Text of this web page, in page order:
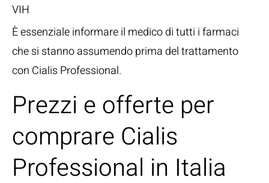
VIH
È essenziale informare il medico di tutti i farmaci
che si stanno assumendo prima del trattamento
con Cialis Professional.
Prezzi e offerte per
comprare Cialis
Professional in Italia